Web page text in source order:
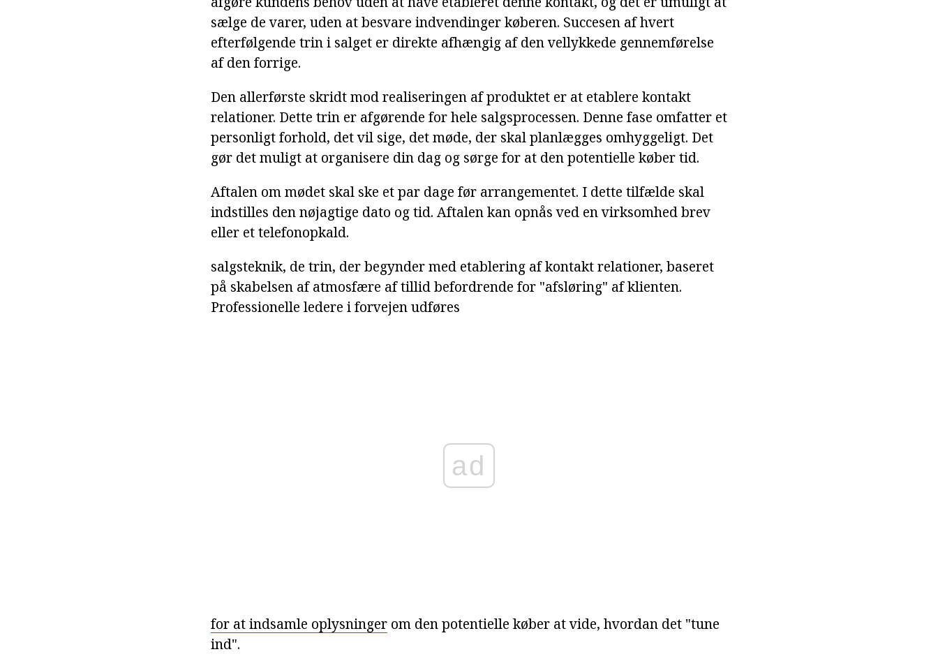
sælge de varer, uden at besvare indvendinger køberen. Succesen af hvert
efterfølgende trin i salget er direkte afhængig af den vellykkede gennemførelse
af den forrige.
Den allerførste skridt mod realiseringen af produktet er at etablere kontakt
relationer. Dette trin er afgørende for hele salgsprocessen. Denne fase omfatter et
personligt forhold, det vil sige, det møde, der skal planlægges omhyggeligt. Det
gør det muligt at organisere din dag og sørge for at den potentielle køber tid.
Aftalen om mødet skal ske et par dage før arrangementet. I dette tilfælde skal
indstilles den nøjagtige dato og tid. Aftalen kan opnås ved en virksomhed brev
eller et telefonopkald.
salgsteknik, de trin, der begynder med etablering af kontakt relationer, baseret
på skabelsen af atmosfære af tillid befordrende for "afsløring" af klienten.
Professionelle ledere i forvejen udføres
ad
for at indsamle oplysninger om den potentielle køber at vide, hvordan det "tune
ind".